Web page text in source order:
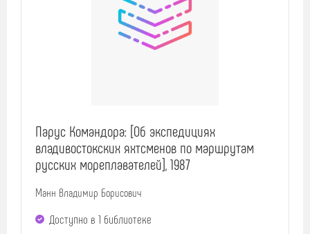
Парус Командора: [Об экспедициях
владивостокских яхтсменов по маршрутам
русских мореплавателей], 1987
Манн Владимир Борисович
Доступно в 1 библиотекe